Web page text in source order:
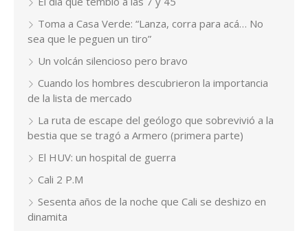
Toma a Casa Verde: “Lanza, corra para acá… No
sea que le peguen un tiro”
Un volcán silencioso pero bravo
Cuando los hombres descubrieron la importancia
de la lista de mercado
La ruta de escape del geólogo que sobrevivió a la
bestia que se tragó a Armero (primera parte)
El HUV: un hospital de guerra
Cali 2 P.M
Sesenta años de la noche que Cali se deshizo en
dinamita